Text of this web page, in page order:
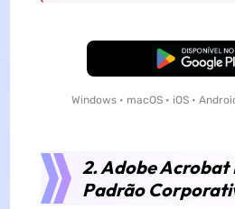
Baixar
Windows • macOS • iOS •
2. Adobe Acrobat
Padrão